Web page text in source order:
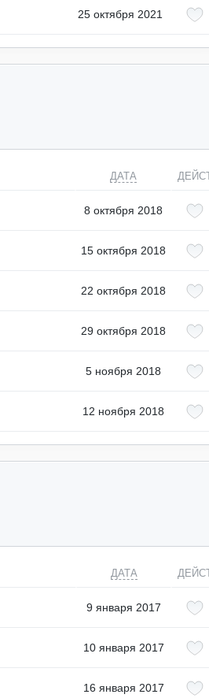
25 октября 2021
ДАТА
8 октября 2018
15 октября 2018
22 октября 2018
29 октября 2018
5 ноября 2018
12 ноября 2018
ДАТА
9 января 2017
10 января 2017
16 января 2017